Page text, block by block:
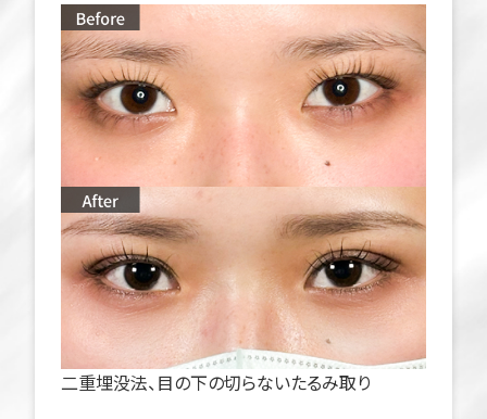
二重埋没法、目の下の切らないたるみ取り